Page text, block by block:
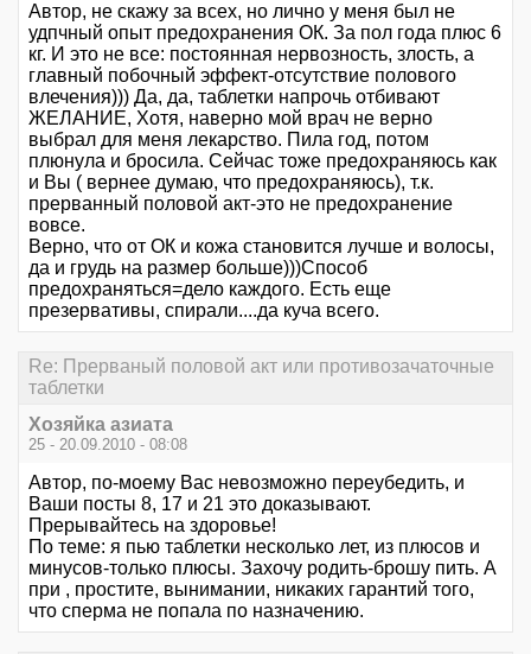
Автор, не скажу за всех, но лично у меня был не
удпчный опыт предохранения ОК. За пол года плюс 6
кг. И это не все: постоянная нервозность, злость, а
главный побочный эффект-отсутствие полового
влечения))) Да, да, таблетки напрочь отбивают
ЖЕЛАНИЕ, Хотя, наверно мой врач не верно
выбрал для меня лекарство. Пила год, потом
плюнула и бросила. Сейчас тоже предохраняюсь как
и Вы ( вернее думаю, что предохраняюсь), т.к.
прерванный половой акт-это не предохранение
вовсе.
Верно, что от ОК и кожа становится лучше и волосы,
да и грудь на размер больше)))Способ
предохраняться=дело каждого. Есть еще
презервативы, спирали....да куча всего.
Re: Прерваный половой акт или противозачаточные
таблетки
Хозяйка азиата
25 - 20.09.2010 - 08:08
Автор, по-моему Вас невозможно переубедить, и
Ваши посты 8, 17 и 21 это доказывают.
Прерывайтесь на здоровье!
По теме: я пью таблетки несколько лет, из плюсов и
минусов-только плюсы. Захочу родить-брошу пить. А
при , простите, вынимании, никаких гарантий того,
что сперма не попала по назначению.